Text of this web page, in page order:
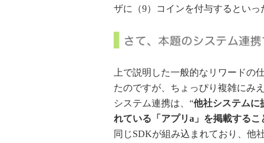
ザに（9）コインを付与するといっ
上で説明した一般的なリワードの
たのですが、ちょっぴり複雑にみ
システム連携は、“他社システムに
れている「アプリa」を掲載するこ
同じSDKが組み込まれており、他